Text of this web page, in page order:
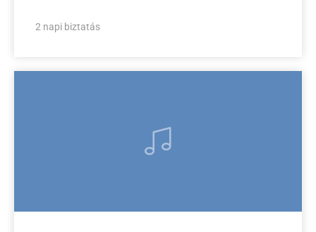
2 napi biztatás